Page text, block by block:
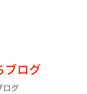
ブログ
ログ